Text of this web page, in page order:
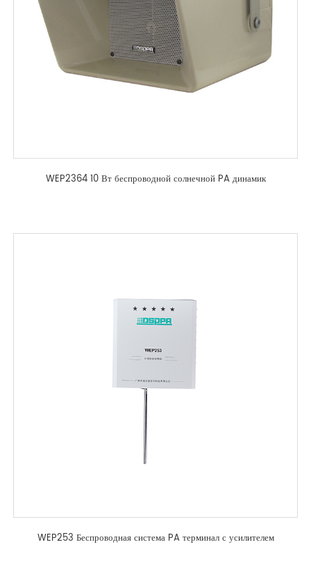
WEP2364 10 Вт беспроводной солнечной PA динамик
WEP253 Беспроводная система PA терминал с усилителем